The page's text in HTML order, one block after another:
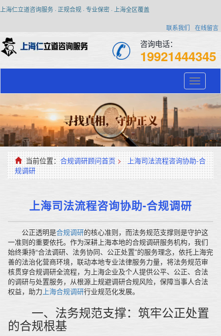
上海仁立道咨询服务 · 正规合规 · 专业保密 · 上海全区覆盖
联系我们 在线留言
咨询电话：
19921444345
Toggle
当前位置：合规调研顾问首页 >
上海司法流程咨询协助-合
规调研
上海司法流程咨询协助-合规调研
公正透明是合规调研的核心准则，而法务规范支撑则是守护这
一准则的重要依托。作为深耕上海本地的合规调研服务机构，我们
始终秉持“合法调研、法务协同、公正处置”的服务理念，依托上海完
善的法治化营商环境，联动本地专业法律服务力量，将法务规范审
核贯穿合规调研全流程，为上海企业及个人提供公平、公正、合法
的调研与处置服务，从根源上规避调研合规风险，保障当事人合法
权益，助力 上海合规调研行业规范化发展。
一、法务规范支撑：筑牢公正处置
的合规根基